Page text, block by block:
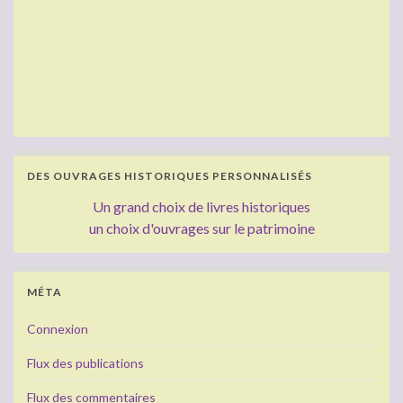
DES OUVRAGES HISTORIQUES PERSONNALISÉS
Un grand choix de livres historiques
un choix d'ouvrages sur le patrimoine
MÉTA
Connexion
Flux des publications
Flux des commentaires